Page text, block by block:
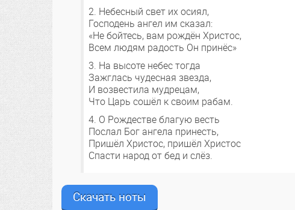
2. Небесный свет их осиял,
Господень ангел им сказал:
«Не бойтесь, вам рождён Христос,
Всем людям радость Он принёс»
3. На высоте небес тогда
Зажглась чудесная звезда,
И возвестила мудрецам,
Что Царь сошёл к своим рабам.
4. О Рождестве благую весть
Послал Бог ангела принесть,
Пришёл Христос, пришёл Христос
Спасти народ от бед и слёз.
Скачать ноты